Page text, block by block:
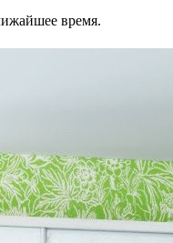
время.